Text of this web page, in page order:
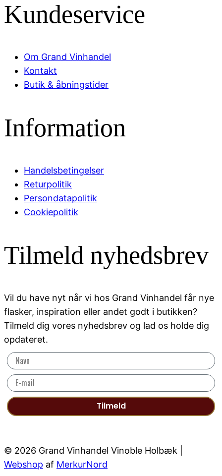
Kundeservice
Om Grand Vinhandel
Kontakt
Butik & åbningstider
Information
Handelsbetingelser
Returpolitik
Persondatapolitik
Cookiepolitik
Tilmeld nyhedsbrev
Vil du have nyt når vi hos Grand Vinhandel får nye
flasker, inspiration eller andet godt i butikken?
Tilmeld dig vores nyhedsbrev og lad os holde dig
opdateret.
Tilmeld
© 2026 Grand Vinhandel Vinoble Holbæk |
Webshop af MerkurNord